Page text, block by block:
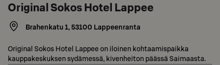
Original Sokos Hotel Lappee
Brahenkatu 1,53100 Lappeenranta
Original Sokos Hotel Lappee on iloinen kohtaamispaikka
kauppakeskuksen sydämessä, kivenheiton päässä Saimaasta.